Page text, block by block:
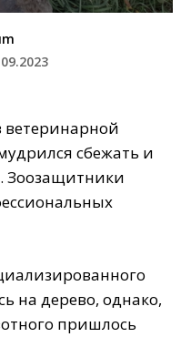
ветеринарной
сбежать и
Зоозащитники
на дерево, однако,
пришлось